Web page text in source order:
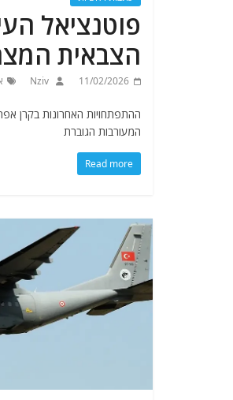
פוטנציאל
הצבאית
11/02/2026
Nziv
המעורבות הגוברת
Read more